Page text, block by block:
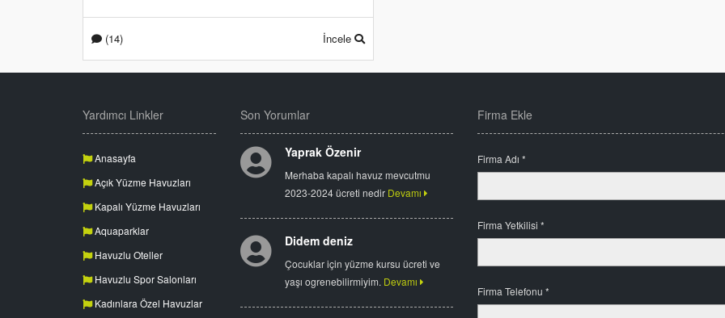
(14) İncele
Yardımcı Linkler
Anasayfa
Açık Yüzme Havuzları
Kapalı Yüzme Havuzları
Aquaparklar
Havuzlu Oteller
Havuzlu Spor Salonları
Kadınlara Özel Havuzlar
Son Yorumlar
Yaprak Özenir
Merhaba kapalı havuz mevcutmu
2023-2024 ücreti nedir Devamı
Didem deniz
Çocuklar için yüzme kursu ücreti ve
yaşı ogrenebilirmiyim. Devamı
Firma Ekle
Firma Adı *
Firma Yetkilisi *
Firma Telefonu *